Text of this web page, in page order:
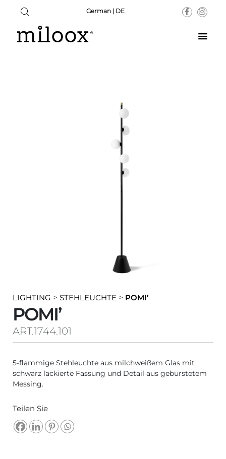
German | DE
LIGHTING >STEHLEUCHTE > POMI’
POMI’
ART.1744.101
5-flammige Stehleuchte aus milchweißem Glas mit
schwarz lackierte Fassung und Detail aus gebürstetem
Messing.
Teilen Sie